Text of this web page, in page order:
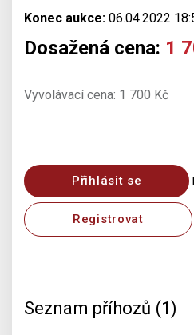
Konec aukce: 06.04.2022
Dosažená cena: 1
Vyvolávací cena: 1 700 Kč
Přihlásit se
Registrovat
Seznam příhozů (1)